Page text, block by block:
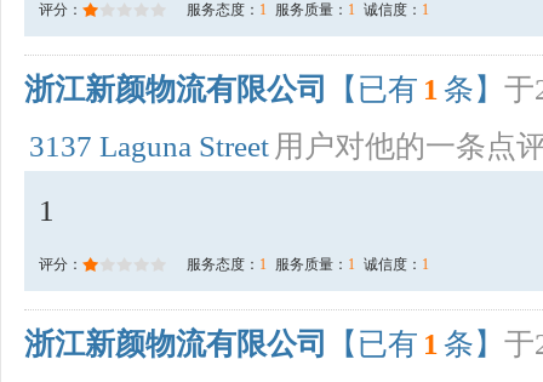
评分： 服务态度： 1 服务质量： 1 诚信度： 1
浙江新颜物流有限公司 【已有 1 条】 于
3137 Laguna Street 用户对他的一条点
1
评分： 服务态度： 1 服务质量： 1 诚信度： 1
浙江新颜物流有限公司 【已有 1 条】 于